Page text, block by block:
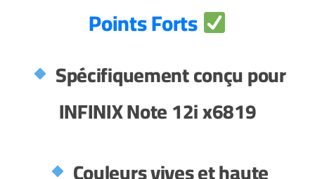
Points Forts
Spécifiquement conçu pour
INFINIX Note12i x6819